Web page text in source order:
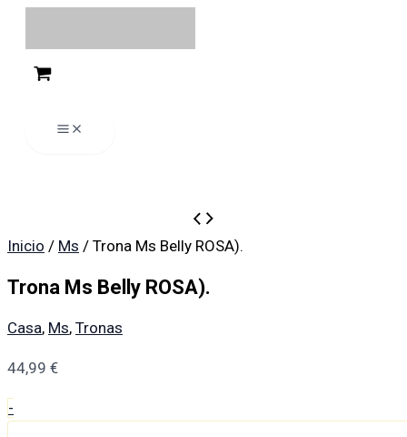
Inicio / Ms / Trona Ms Belly ROSA).
Trona Ms Belly ROSA).
Casa, Ms, Tronas
44,99 €
-
Belly
cantidad
Menú
Menú
Menú
Menú